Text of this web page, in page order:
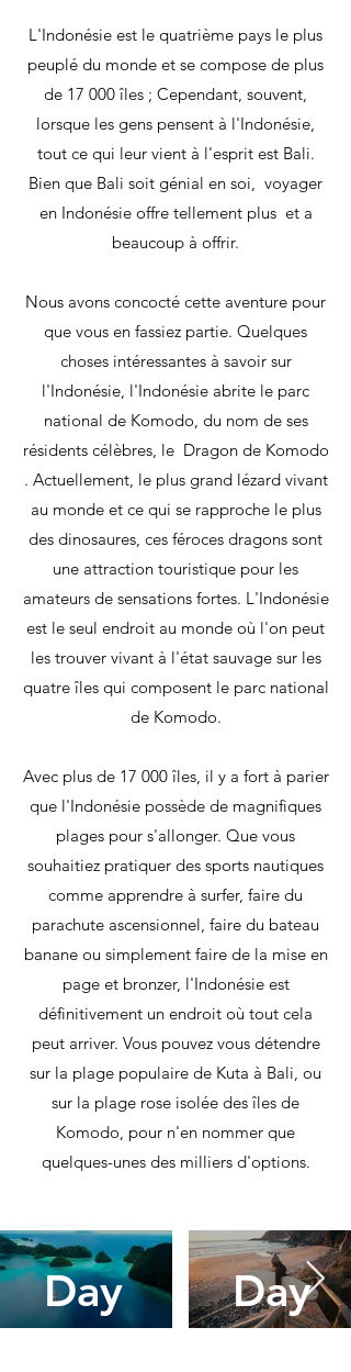
L'Indonésie est le quatrième pays le plus
peuplé du monde et se compose de plus
de 17 000 îles ; Cependant, souvent,
lorsque les gens pensent à l'Indonésie,
tout ce qui leur vient à l'esprit est Bali.
Bien que Bali soit génial en soi, voyager
en Indonésie offre tellement pluset a
beaucoup à offrir.
Nous avons concocté cette aventure pour
que vous en fassiez partie. Quelques
choses intéressantes à savoir sur
l'Indonésie, l'Indonésie abrite le parc
national de Komodo, du nom de ses
résidents célèbres, le Dragon de Komodo
. Actuellement, le plus grand lézard vivant
au monde et ce qui se rapproche le plus
des dinosaures, ces féroces dragons sont
une attraction touristique pour les
amateurs de sensations fortes. L'Indonésie
est le seul endroit au monde où l'on peut
les trouver vivant à l'état sauvage sur les
quatre îles qui composent le parc national
de Komodo.
Avec plus de 17 000 îles, il y a fort à parier
que l'Indonésie possède de magnifiques
plages pour s'allonger. Que vous
souhaitiez pratiquer des sports nautiques
comme apprendre à surfer, faire du
parachute ascensionnel, faire du bateau
banane ou simplement faire de la mise en
page et bronzer, l'Indonésie est
définitivement un endroit où tout cela
peut arriver. Vous pouvez vous détendre
sur la plage populaire de Kuta à Bali, ou
sur la plage rose isolée des îles de
Komodo, pour n'en nommer que
quelques-unes des milliers d'options.
Day
One
Day
Two